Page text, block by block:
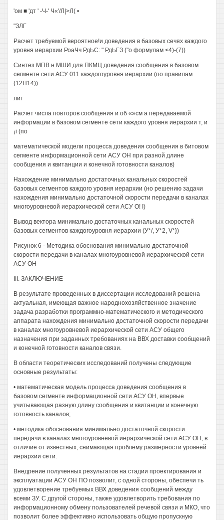
'ом ■ 'дт ' -Ч-' Ч«'/Л|>Л( •
"ЗЛГ
Расчет требуемой вероятное!и доведения в базовых сечях каждого
уровня иерархии РоаЧч РдЬС: " РдЬГЗ ("о формулам <4)-(7))
Синтез МПВ н МШИ для ПКМЦ доведения сообщения в базовом
сегменте сети АСУ 011 каждогоуровня иерархии (по правилам
(12Н14))
лиг
Расчет числа повторов сообщения и об «»см а передаваемой
информации в базовом сегменте сети каждого уровня иерархии т, и
¡i (по
математической модели процесса доведения сообщения в битовом
сегменте информационной сети АСУ ОН при разной длине
сообщения и квитанции и конечной готовности каналов)
Нахождение минимально достаточных канальных скоростей
базовых сегментов каждого уровня иерархии (но решению задачи
нахождения минимально достаточной скорости передачи в каналах
многоуровневой иерархической сети АСУ О! I)
Вывод вектора минимально достаточных канальных скоростей
базовых сегментов каждогоуровня иерархии (У*/, У*2, V*})
Рисунок 6 - Методика обоснования минимально достаточной
скорости передачи в каналах многоуровневой иерархической сети
АСУ ОН
III. ЗАКЛЮЧЕНИЕ
В результате проведенных в диссертации исследований решена
актуальная, имеющая важное народнохозяйственное значение
задача разработки программно-математического и методического
аппарата нахождения минимально достаточной скорости передачи
в каналах многоуровневой иерархической сети АСУ общего
назначения при заданных требованиях на ВВХ доставки сообщений
и конечной готовности каналов связи.
В области теоретических исследований получены следующие
основные результаты:
• математическая модель процесса доведения сообщения в
базовом сегменте информационной сети АСУ ОН, впервые
учитывающая разную длину сообщения и квитанции и конечную
готовность каналов;
• методика обоснования минимально достаточной скорости
передачи в каналах многоуровневой иерархической сети АСУ ОН, в
отличие от известных, снимающая проблему размерности уровней
иерархии сети.
Внедрение полученных результатов на стадии проектирования и
эксплуатации АСУ ОН ПО позволит, с одной стороны, обеспечи ть
удовлетворение требуемых ВВХ доведения сообщений между
всеми ЗУ. С другой стороны, также удовлетворить требования по
информационному обмену пользователей речевой связи и МКО, что
позволит более эффективно использовать общую пропускную